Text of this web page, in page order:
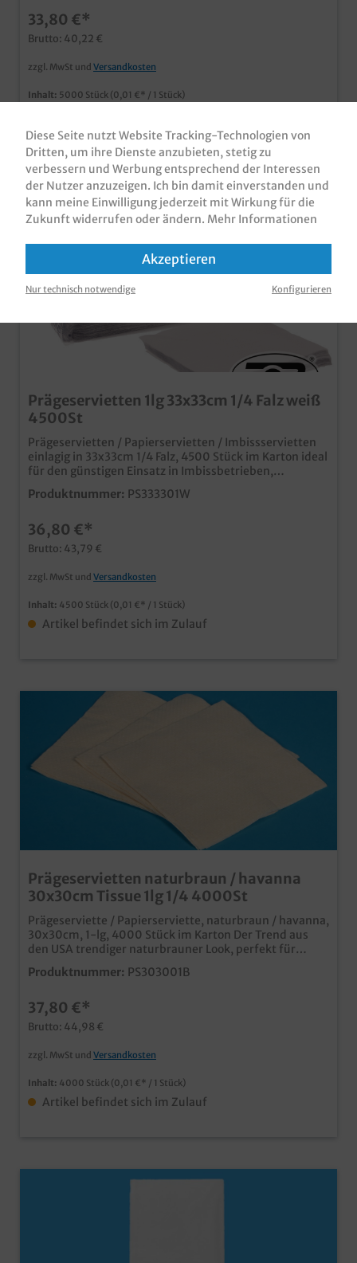
individuell bedruckbar, fragen Sie einfach unseren
Kundenservice
33,80 €*
Brutto: 40,22 €
zzgl. MwSt und Versandkosten
Inhalt: 5000 Stück (0,01 €* / 1 Stück)
Prägeservietten 1lg 33x33cm 1/4 Falz weiß
4500St
Prägeservietten / Papierservietten / Imbissservietten
einlagig in 33x33cm 1/4 Falz, 4500 Stück im Karton ideal
für den günstigen Einsatz in Imbissbetrieben,
Foodtrucks, Snackbars oder an Tankstellen Die günstige
Variante im Imbissbereich ab 24 Karton individuell
Produktnummer: PS333301W
36,80 €*
Brutto: 43,79 €
zzgl. MwSt und Versandkosten
Inhalt: 4500 Stück (0,01 €* / 1 Stück)
Artikel befindet sich im Zulauf
Prägeservietten naturbraun / havanna
30x30cm Tissue 1lg 1/4 4000St
Prägeserviette / Papierserviette, naturbraun / havanna,
30x30cm, 1-lg, 4000 Stück im Karton Der Trend aus
den USA trendiger naturbrauner Look, perfekt für
modernes Fastfood unterstützt den Bio Auftritt Ihres
Unternehmens ab 100.000 Stück (25 Kartons) auch
Druckanfrage
Produktnummer: PS303001B
37,80 €*
Brutto: 44,98 €
zzgl. MwSt und Versandkosten
Inhalt: 4000 Stück (0,01 €* / 1 Stück)
Artikel befindet sich im Zulauf
Diese Seite nutzt Website Tracking-Technologien von
Dritten, um ihre Dienste anzubieten, stetig zu
verbessern und Werbung entsprechend der Interessen
der Nutzer anzuzeigen. Ich bin damit einverstanden und
kann meine Einwilligung jederzeit mit Wirkung für die
Zukunft widerrufen oder ändern. Mehr Informationen
Akzeptieren
Nur technisch notwendige Konfigurieren